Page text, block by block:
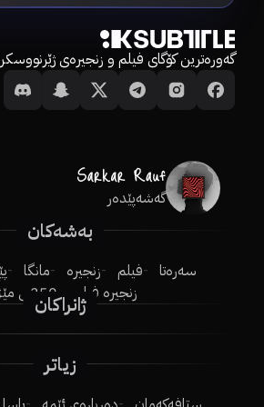
گەورەترین کۆگای فیلم و زنجیرەی
گەشەپێدەر
بەشەکان
سەرەتا فیلم زنجیرە مانگا
زنجیرە فیلم
250ـی مێژوو
ژانراکان
زیاتر